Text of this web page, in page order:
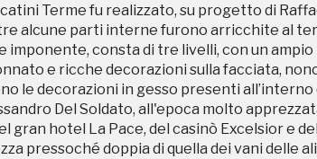
Terme fu realizzato, su progetto di
alcune parti interne furono arricchite al
imponente, consta di tre livelli, con un
e ricche decorazioni sulla facciata,
le decorazioni in gesso presenti
Del Soldato, all'epoca molto
gran hotel La Pace, del casinò Excelsior e
pressoché doppia di quella dei vani delle